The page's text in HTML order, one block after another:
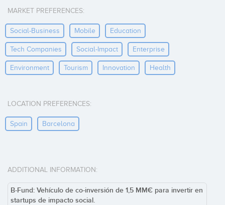
MARKET PREFERENCES:
Social-Business Mobile Education
Tech Companies Social-Impact Enterprise
Environment Tourism Innovation Health
LOCATION PREFERENCES:
Spain Barcelona
ADDITIONAL INFORMATION:
B-Fund: Vehículo de co-inversión de 1,5 MM€ para invertir en
startups de impacto social.